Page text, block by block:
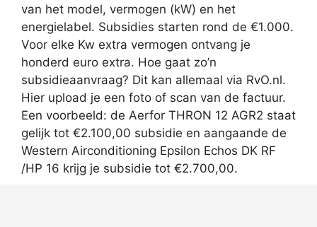
van het model, vermogen (kW) en het
energielabel. Subsidies starten rond de €1.000.
Voor elke Kw extra vermogen ontvang je
honderd euro extra. Hoe gaat zo’n
subsidieaanvraag? Dit kan allemaal via RvO.nl.
Hier upload je een foto of scan van de factuur.
Een voorbeeld: de Aerfor THRON 12 AGR2 staat
gelijk tot €2.100,00 subsidie en aangaande de
Western Airconditioning Epsilon Echos DK RF
/HP 16 krijg je subsidie tot €2.700,00.